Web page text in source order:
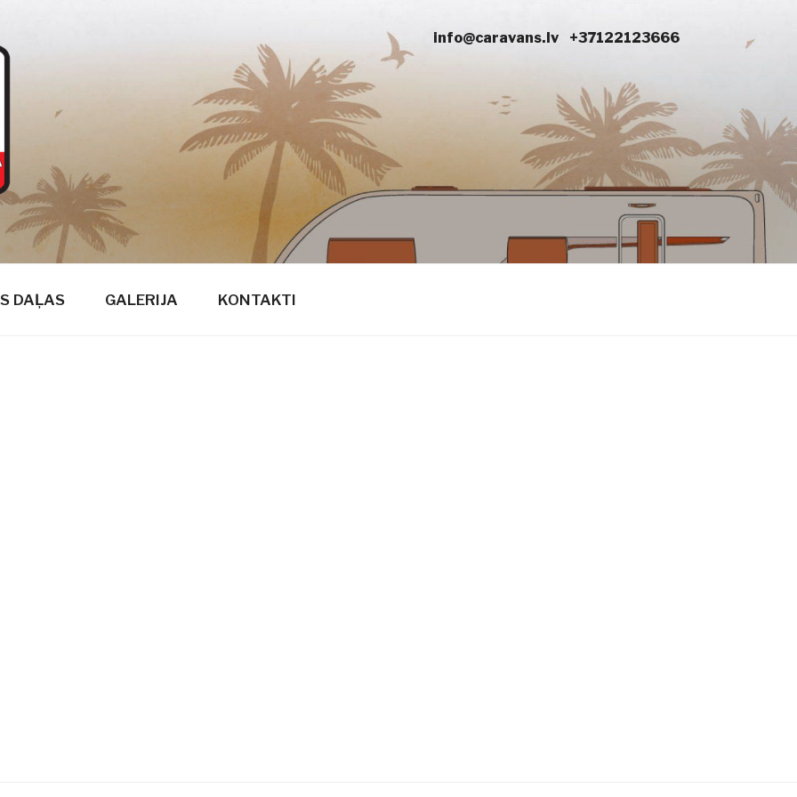
DAĻAS GALERIJA KONTAKTI
info@caravans.lv +37122123666